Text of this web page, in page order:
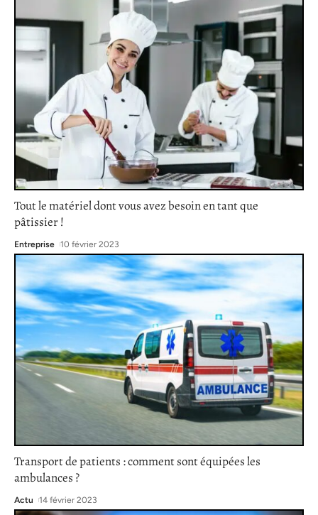
Tout le matériel dont vous avez besoin en tant que
pâtissier !
Entreprise 10 février 2023
Transport de patients : comment sont équipées les
ambulances ?
Actu 14 février 2023